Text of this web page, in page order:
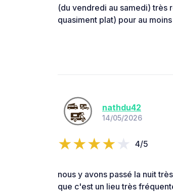
(du vendredi au samedi) très
quasiment plat) pour au
nathdu42
14/05/2026
4/5
nous y avons passé la nuit
que c'est un lieu très